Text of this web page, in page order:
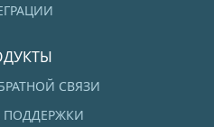
СВЯЗИ
ПОДДЕРЖКИ